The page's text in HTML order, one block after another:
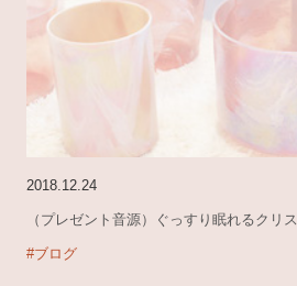
2018.12.24
（プレゼント音源）ぐっすり眠れるクリ
#ブログ